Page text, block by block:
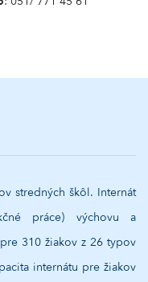
stredných škôl. Internát
práce) výchovu a
310 žiakov z 26 typov
internátu pre žiakov